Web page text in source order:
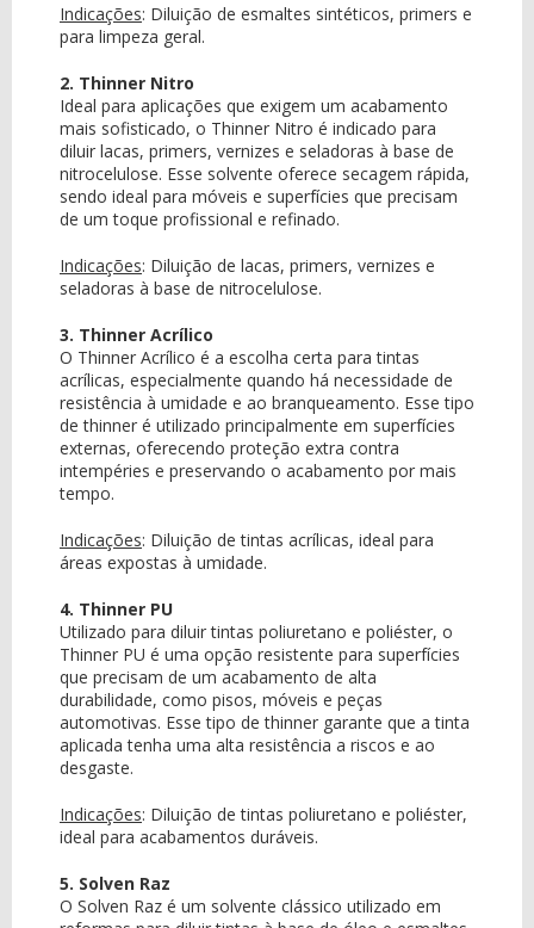
Indicações: Diluição de esmaltes sintéticos, primers e
para limpeza geral.
2. Thinner Nitro
Ideal para aplicações que exigem um acabamento
mais sofisticado, o Thinner Nitro é indicado para
diluir lacas, primers, vernizes e seladoras à base de
nitrocelulose. Esse solvente oferece secagem rápida,
sendo ideal para móveis e superfícies que precisam
de um toque profissional e refinado.
Indicações: Diluição de lacas, primers, vernizes e
seladoras à base de nitrocelulose.
3. Thinner Acrílico
O Thinner Acrílico é a escolha certa para tintas
acrílicas, especialmente quando há necessidade de
resistência à umidade e ao branqueamento. Esse tipo
de thinner é utilizado principalmente em superfícies
externas, oferecendo proteção extra contra
intempéries e preservando o acabamento por mais
tempo.
Indicações: Diluição de tintas acrílicas, ideal para
áreas expostas à umidade.
4. Thinner PU
Utilizado para diluir tintas poliuretano e poliéster, o
Thinner PU é uma opção resistente para superfícies
que precisam de um acabamento de alta
durabilidade, como pisos, móveis e peças
automotivas. Esse tipo de thinner garante que a tinta
aplicada tenha uma alta resistência a riscos e ao
desgaste.
Indicações: Diluição de tintas poliuretano e poliéster,
ideal para acabamentos duráveis.
5. Solven Raz
O Solven Raz é um solvente clássico utilizado em